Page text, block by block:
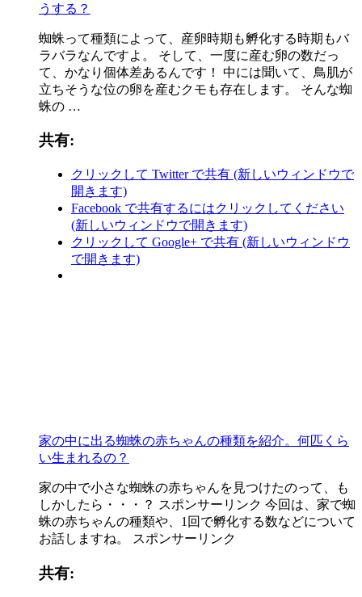
うする？
蜘蛛って種類によって、産卵時期も孵化する時期もバ
ラバラなんですよ。 そして、一度に産む卵の数だっ
て、かなり個体差あるんです！ 中には聞いて、鳥肌が
立ちそうな位の卵を産むクモも存在します。 そんな蜘
蛛の …
共有:
クリックして Twitter で共有 (新しいウィンドウで
開きます)
Facebook で共有するにはクリックしてください
(新しいウィンドウで開きます)
クリックして Google+ で共有 (新しいウィンドウ
で開きます)
家の中に出る蜘蛛の赤ちゃんの種類を紹介。何匹くら
い生まれるの？
家の中で小さな蜘蛛の赤ちゃんを見つけたのって、も
しかしたら・・・？ スポンサーリンク 今回は、家で蜘
蛛の赤ちゃんの種類や、1回で孵化する数などについて
お話しますね。 スポンサーリンク
共有: